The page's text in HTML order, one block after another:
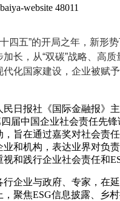
baiya-website 48011
四五”的开局之年，新形
长，从“双碳”战略、高质
化国家建设，企业被赋
民日报社《国际金融报》
届中国企业社会责任先锋
，旨在通过嘉奖对社会责
和机构，表达业界对负
和践行企业社会责任和
行企业与政府、专家，在
聚焦ESG信息披露、乡村